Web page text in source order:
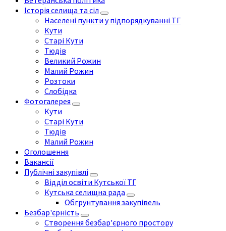
Історія селища та сіл
Населені пункти у підпорядкуванні ТГ
Кути
Старі Кути
Тюдів
Великий Рожин
Малий Рожин
Розтоки
Слобідка
Фотогалерея
Кути
Старі Кути
Тюдів
Малий Рожин
Оголошення
Вакансії
Публічні закупівлі
Відділ освіти Кутської ТГ
Кутська селищна рада
Обгрунтування закупівель
Безбар'єрність
Створення безбар'єрного простору